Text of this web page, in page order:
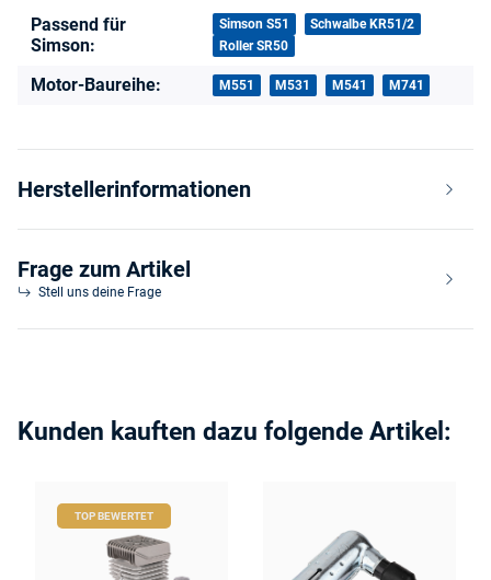
Produkteigenschaft
Wert
Passend für
Simson:
Simson S51
Schwalbe KR51/2
Roller SR50
Motor-Baureihe: M551 M531 M541 M741
Herstellerinformationen
Frage zum Artikel
Stell uns deine Frage
Kunden kauften dazu folgende Artikel:
TOP BEWERTET